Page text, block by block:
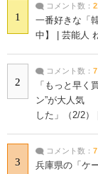
1
コメント数：
一番好きな「
中】 | 芸能人
2
コメント数： 7
「もっと早
ン”が大人気
した」（2/2）
3
コメント数： 7
兵庫県の「ケ